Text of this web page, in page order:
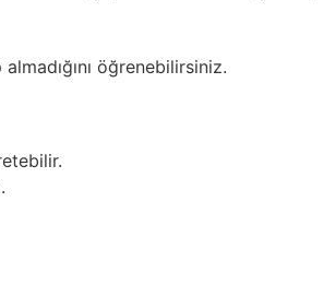
öğrenebilirsiniz.